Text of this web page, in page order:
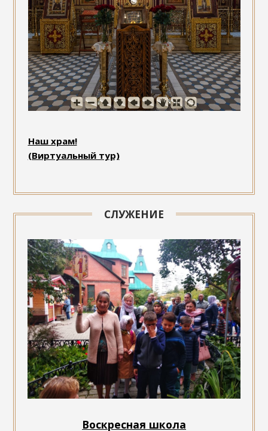
Наш храм!
(Виртуальный тур)
СЛУЖЕНИЕ
Воскресная школа